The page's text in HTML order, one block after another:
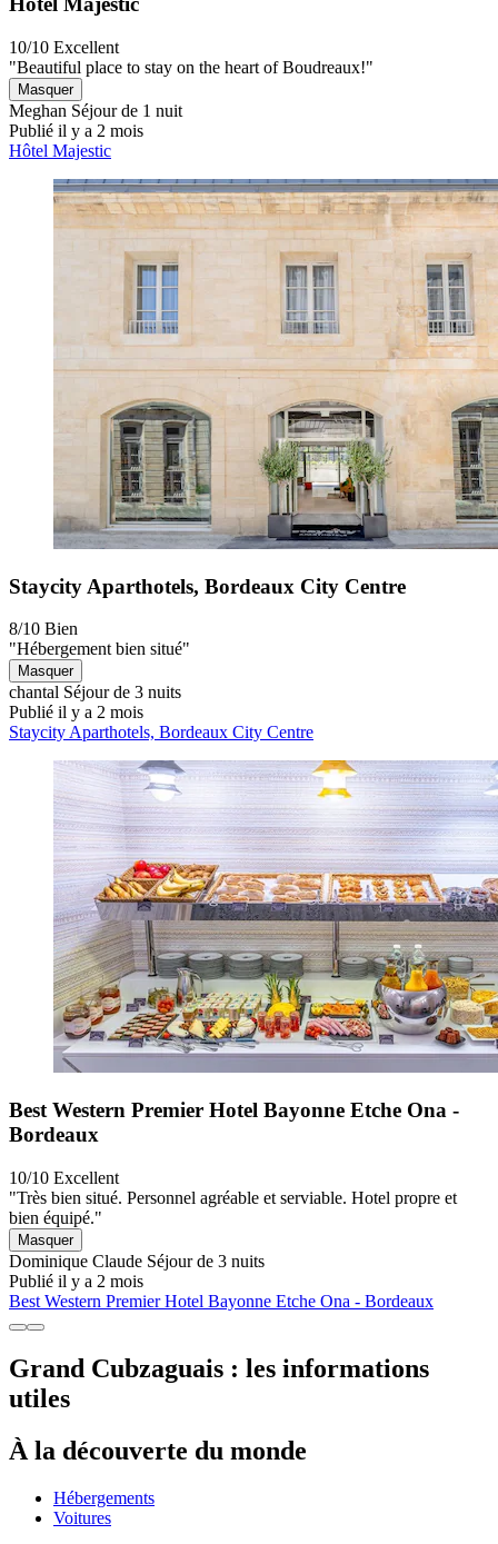
10/10 Excellent
"Beautiful place to stay on the heart of Boudreaux!"
Masquer
Meghan Séjour de 1 nuit
Publié il y a 2 mois
Hôtel Majestic
Staycity Aparthotels, Bordeaux City Centre
8/10 Bien
"Hébergement bien situé"
Masquer
chantal Séjour de 3 nuits
Publié il y a 2 mois
Staycity Aparthotels, Bordeaux City Centre
Best Western Premier Hotel Bayonne Etche Ona -
Bordeaux
10/10 Excellent
"Très bien situé. Personnel agréable et serviable. Hotel propre et
bien équipé."
Masquer
Dominique Claude Séjour de 3 nuits
Publié il y a 2 mois
Best Western Premier Hotel Bayonne Etche Ona - Bordeaux
Grand Cubzaguais : les informations
utiles
À la découverte du monde
Hébergements
Voitures